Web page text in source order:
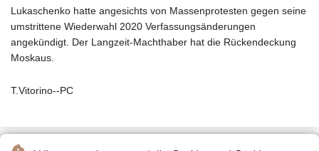
Lukaschenko hatte angesichts von Massenprotesten gegen seine
umstrittene Wiederwahl 2020 Verfassungsänderungen
angekündigt. Der Langzeit-Machthaber hat die Rückendeckung
Moskaus.
T.Vitorino--PC